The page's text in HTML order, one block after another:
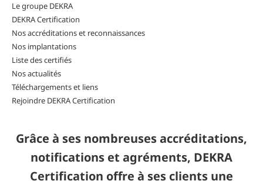
Le groupe DEKRA
DEKRA Certification
Nos accréditations et reconnaissances
Nos implantations
Liste des certifiés
Nos actualités
Téléchargements et liens
Rejoindre DEKRA Certification
Grâce à ses nombreuses accréditations,
notifications et agréments, DEKRA
Certification offre à ses clients une